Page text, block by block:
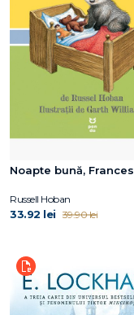
Noapte bună, Frances
Russell Hoban
33.92 lei 39.90 lei